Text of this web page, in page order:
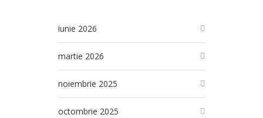
iunie 2026
martie 2026
noiembrie 2025
octombrie 2025